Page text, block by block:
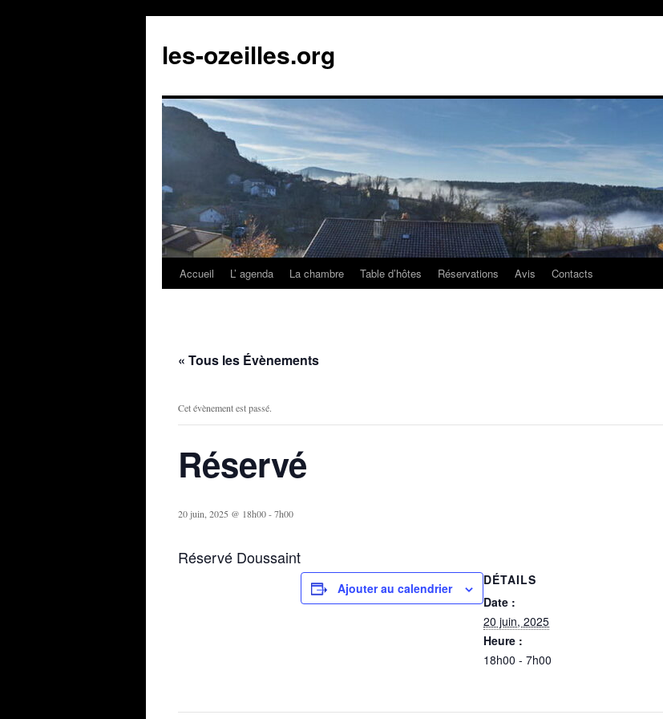
contenu
les-ozeilles.org
Accueil L’ agenda La chambre Table d’hôtes Réservations Avis Contacts
« Tous les Évènements
Cet évènement est passé.
Réservé
20 juin, 2025 @ 18h00-7h00
Réservé Doussaint
Ajouter au calendrier
DÉTAILS
Date :
20 juin, 2025
Heure :
18h00 - 7h00